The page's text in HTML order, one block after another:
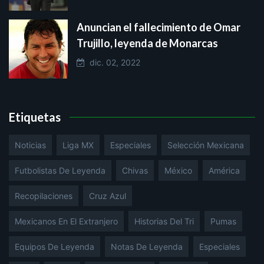
Anuncian el fallecimiento de Omar
Trujillo, leyenda de Monarcas
dic. 02, 2022
Etiquetas
Noticias Liga MX Especiales Selección Mexicana
Futbolistas De Leyenda Chivas México América
Recopilaciones Cruz Azul
Mexicanos En El Extranjero Historias Del Tri Pumas
Equipos De Leyenda Notas De Leyenda Especiales